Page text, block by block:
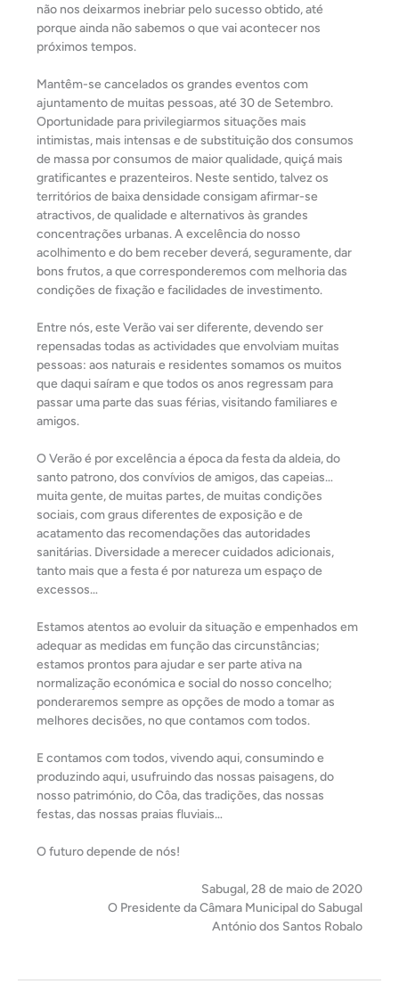
não nos deixarmos inebriar pelo sucesso obtido, até
porque ainda não sabemos o que vai acontecer nos
próximos tempos.
Mantêm-se cancelados os grandes eventos com
ajuntamento de muitas pessoas, até 30 de Setembro.
Oportunidade para privilegiarmos situações mais
intimistas, mais intensas e de substituição dos consumos
de massa por consumos de maior qualidade, quiçá mais
gratificantes e prazenteiros. Neste sentido, talvez os
territórios de baixa densidade consigam afirmar-se
atractivos, de qualidade e alternativos às grandes
concentrações urbanas. A excelência do nosso
acolhimento e do bem receber deverá, seguramente, dar
bons frutos, a que corresponderemos com melhoria das
condições de fixação e facilidades de investimento.
Entre nós, este Verão vai ser diferente, devendo ser
repensadas todas as actividades que envolviam muitas
pessoas: aos naturais e residentes somamos os muitos
que daqui saíram e que todos os anos regressam para
passar uma parte das suas férias, visitando familiares e
amigos.
O Verão é por excelência a época da festa da aldeia, do
santo patrono, dos convívios de amigos, das capeias…
muita gente, de muitas partes, de muitas condições
sociais, com graus diferentes de exposição e de
acatamento das recomendações das autoridades
sanitárias. Diversidade a merecer cuidados adicionais,
tanto mais que a festa é por natureza um espaço de
excessos…
Estamos atentos ao evoluir da situação e empenhados em
adequar as medidas em função das circunstâncias;
estamos prontos para ajudar e ser parte ativa na
normalização económica e social do nosso concelho;
ponderaremos sempre as opções de modo a tomar as
melhores decisões, no que contamos com todos.
E contamos com todos, vivendo aqui, consumindo e
produzindo aqui, usufruindo das nossas paisagens, do
nosso património, do Côa, das tradições, das nossas
festas, das nossas praias fluviais…
O futuro depende de nós!
Sabugal, 28 de maio de 2020
O Presidente da Câmara Municipal do Sabugal
António dos Santos Robalo